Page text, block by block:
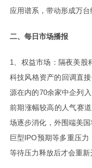
应用谱系，带动形成万台
二、每日市场播报
1、权益市场：隔夜美股
科技风格资产的回调直
源在内的70余家中企列
前期涨幅较高的人气赛
场逐步消化，外围端美
巨型IPO预期等多重压
等待压力释放后才会重新